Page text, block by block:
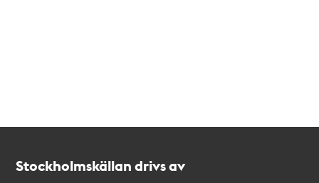
Stockholmskällan drivs av